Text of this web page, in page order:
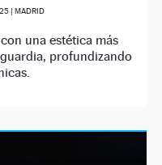
| MADRID
una estética más
profundizando